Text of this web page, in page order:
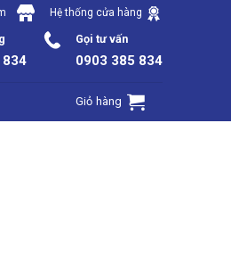
Hệ thống cửa hàng
834
Gọi tư vấn
0903 385 834
Giỏ hàng